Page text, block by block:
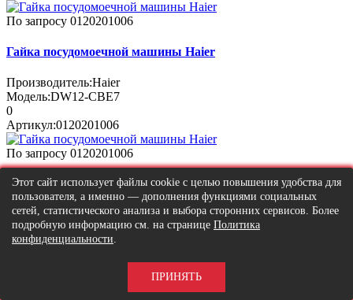
По запросу 0120201006
Гайка посудомоечной машины Haier
Производитель:Haier
Модель:DW12-CBE7
0
Артикул:0120201006
По запросу 0120201006
Гайка посудомоечной машины Haier
Производитель:Haier
Модель:DW9-CBE7
0
Этот сайт использует файлы cookie с целью повышения удобства для
пользователя, а именно — дополнения функциями социальных
сетей, статистического анализа и выбора сторонних сервисов. Более
подробную информацию см. на странице Политика
конфиденциальности.
ПРИНЯТЬ